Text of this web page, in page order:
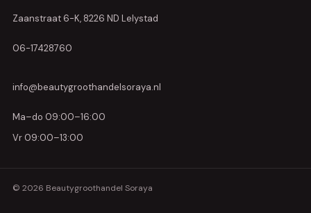
Zaanstraat 6-K, 8226 ND Lelystad
06-17428760
info@beautygroothandelsoraya.nl
Ma–do 09:00–16:00
Vr 09:00–13:00
© 2026 Beautygroothandel Soraya